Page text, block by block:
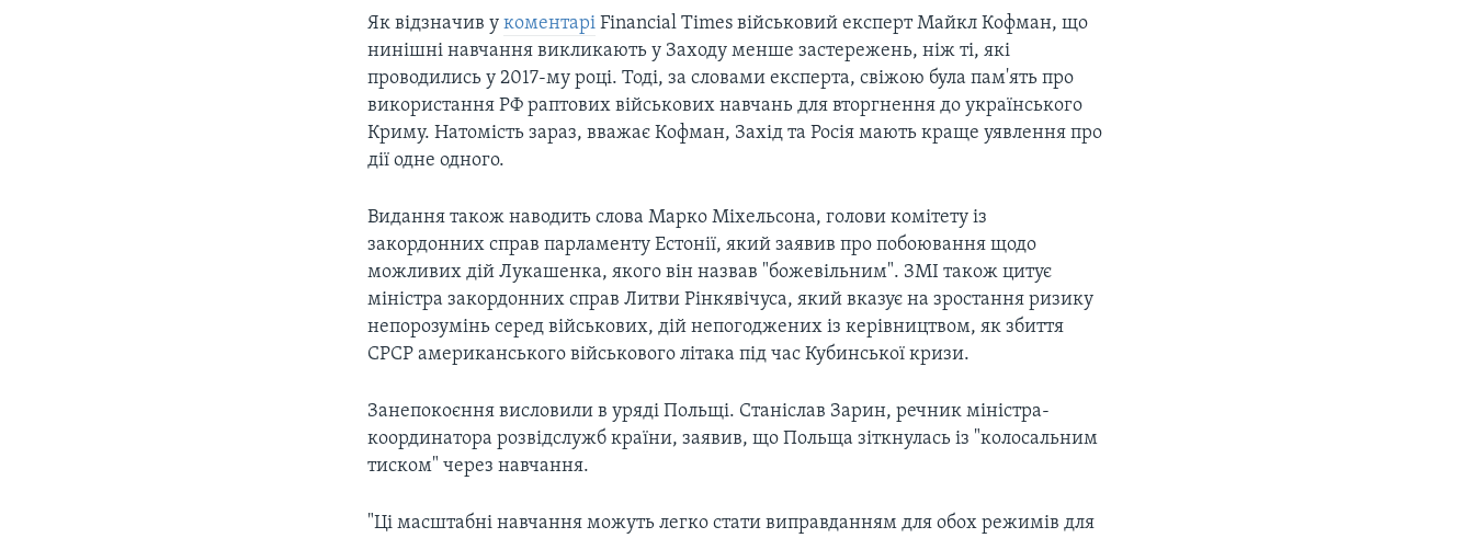
Як відзначив укоментарі Financial Times військовий експерт Майкл Кофман, що
нинішні навчання викликають у Заходу менше застережень, ніж ті, які
проводились у 2017-му році. Тоді, за словами експерта, свіжою була пам'ять про
використання РФ раптових військових навчань для вторгнення до українського
Криму. Натомість зараз, вважає Кофман, Захід та Росія мають краще уявлення про
дії одне одного.
Видання також наводить слова Марко Міхельсона, голови комітету із
закордонних справ парламенту Естонії, який заявив про побоювання щодо
можливих дій Лукашенка, якого він назвав "божевільним". ЗМІ також цитує
міністра закордонних справ Литви Рінкявічуса, який вказує на зростання ризику
непорозумінь серед військових, дій непогоджених із керівництвом, як збиття
СРСР американського військового літака під час Кубинської кризи.
Занепокоєння висловили в уряді Польщі. Станіслав Зарин, речник міністра-
координатора розвідслужб країни, заявив, що Польща зіткнулась із "колосальним
тиском" через навчання.
"Ці масштабні навчання можуть легко стати виправданням для обох режимів для